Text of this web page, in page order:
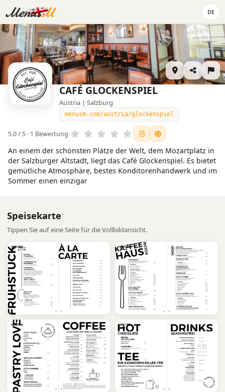
DE
CAFÉ GLOCKENSPIEL
Austria | Salzburg
menusm.com/austria/glockenspiel
5.0 / 5 · 1 Bewertung
An einem der schönsten Plätze der Welt, dem Mozartplatz in
der Salzburger Altstadt, liegt das Café Glockenspiel. Es bietet
gemütliche Atmosphäre, bestes Konditorenhandwerk und im
Sommer einen einzigar
Speisekarte
Tippen Sie auf eine Seite für die Vollbildansicht.
1 2
3 4